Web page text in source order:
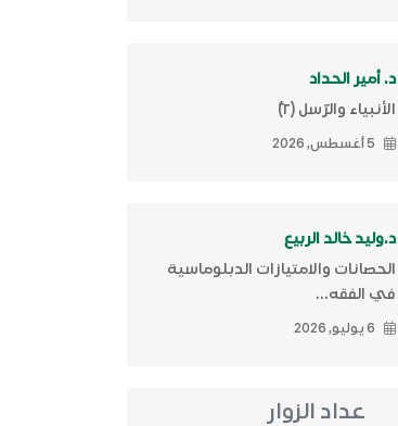
د. أمير الحداد
الأنبياء والرّسل (٢)ّ
5 أغسطس, 2026
د.وليد خالد الربيع
الحصانات والامتيازات الدبلوماسية
في الفقه...
6 يوليو, 2026
عداد الزوار